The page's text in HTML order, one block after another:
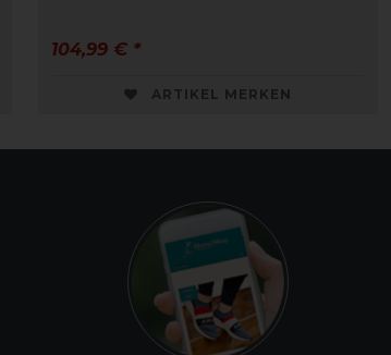
104,99 € *
ARTIKEL MERKEN